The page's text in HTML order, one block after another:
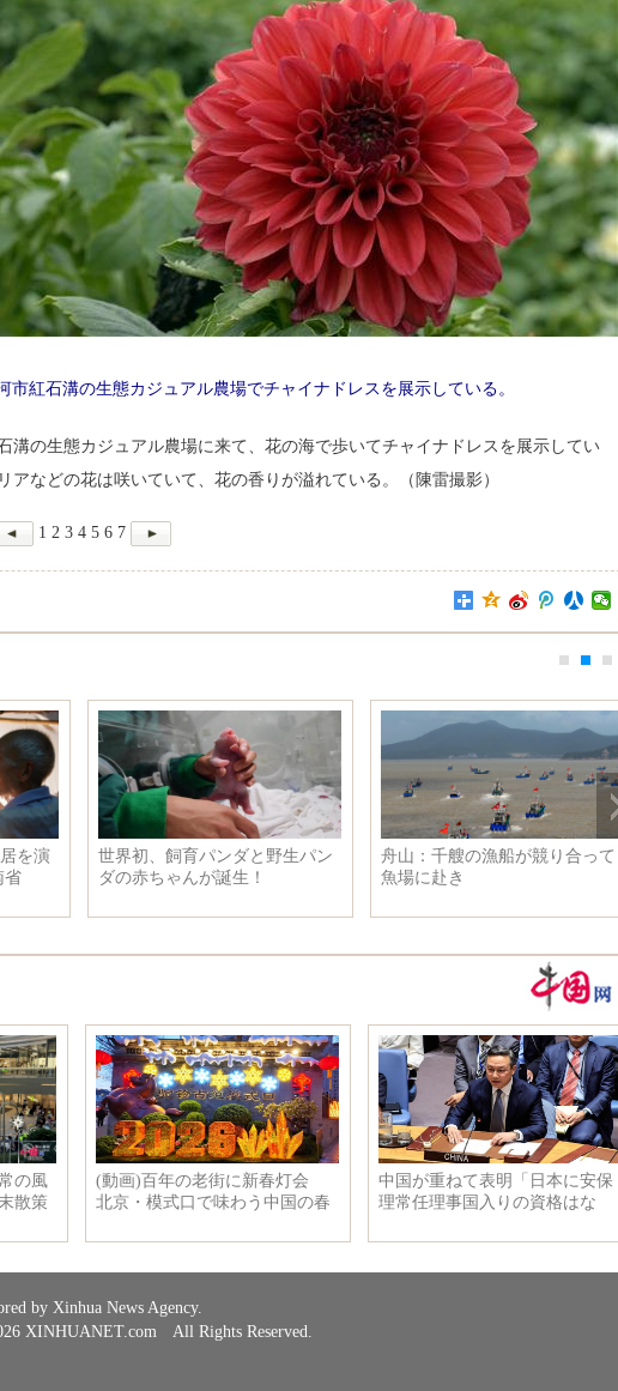
紅石溝の生態カジュアル農場でチャイナドレスを展示している。
溝の生態カジュアル農場に来て、花の海で歩いてチャイナドレスを展示してい
などの花は咲いていて、花の香りが溢れている。（陳雷撮影）
1 2 3 4 5 6 7
慧 故宮
警察犬と訓練士の関係に迫る 犬
が「壁ドン」
李克強総理、米ミシガン州のス
ナイダー知事と会見
by Xinhua News Agency.
XINHUANET.com All Rights Reserved.